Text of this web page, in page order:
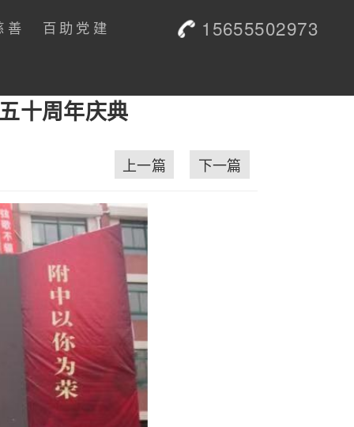
善 百助党建 15655502973
十周年庆典
下一篇
上一篇